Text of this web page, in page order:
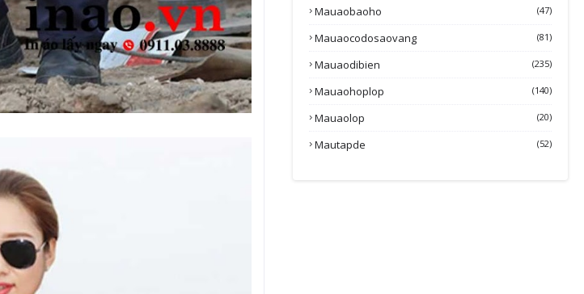
Mauaobaoho (47)
Mauaocodosaovang (81)
Mauaodibien (235)
Mauaohoplop (140)
Mauaolop (20)
Mautapde (52)